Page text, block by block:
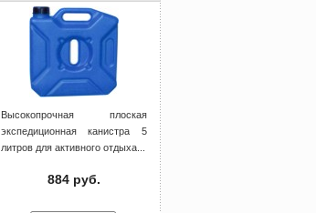
Высокопрочная плоская
экспедиционная канистра 5
литров для активного отдыха...
884 руб.